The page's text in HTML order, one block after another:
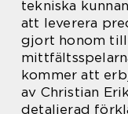
tekniska
att leverera
gjort honom till
kommer att
av Christian
detaljerad